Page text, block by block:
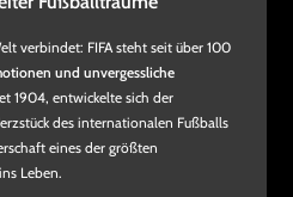
verbindet: FIFA steht seit über 100
und unvergessliche
1904, entwickelte sich der
des internationalen Fußballs
eines der größten
Leben.